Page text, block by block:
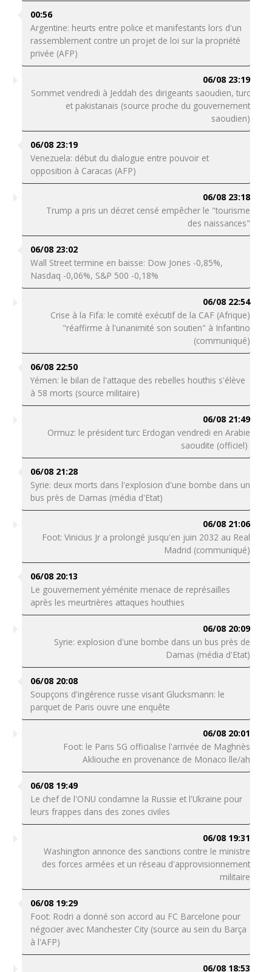
00:56
Argentine: heurts entre police et manifestants lors d'un
rassemblement contre un projet de loi sur la propriété
privée (AFP)
06/08 23:19
Sommet vendredi à Jeddah des dirigeants saoudien, turc
et pakistanais (source proche du gouvernement
saoudien)
06/08 23:19
Venezuela: début du dialogue entre pouvoir et
opposition à Caracas (AFP)
06/08 23:18
Trump a pris un décret censé empêcher le "tourisme
des naissances"
06/08 23:02
Wall Street termine en baisse: Dow Jones -0,85%,
Nasdaq -0,06%, S&P 500 -0,18%
06/08 22:54
Crise à la Fifa: le comité exécutif de la CAF (Afrique)
"réaffirme à l'unanimité son soutien" à Infantino
(communiqué)
06/08 22:50
Yémen: le bilan de l'attaque des rebelles houthis s'élève
à 58 morts (source militaire)
06/08 21:49
Ormuz: le président turc Erdogan vendredi en Arabie
saoudite (officiel)
06/08 21:28
Syrie: deux morts dans l'explosion d'une bombe dans un
bus près de Damas (média d'Etat)
06/08 21:06
Foot: Vinicius Jr a prolongé jusqu'en juin 2032 au Real
Madrid (communiqué)
06/08 20:13
Le gouvernement yéménite menace de représailles
après les meurtrières attaques houthies
06/08 20:09
Syrie: explosion d'une bombe dans un bus près de
Damas (média d'Etat)
06/08 20:08
Soupçons d'ingérence russe visant Glucksmann: le
parquet de Paris ouvre une enquête
06/08 20:01
Foot: le Paris SG officialise l'arrivée de Maghnès
Akliouche en provenance de Monaco lle/ah
06/08 19:49
Le chef de l'ONU condamne la Russie et l'Ukraine pour
leurs frappes dans des zones civiles
06/08 19:31
Washington annonce des sanctions contre le ministre
des forces armées et un réseau d'approvisionnement
militaire
06/08 19:29
Foot: Rodri a donné son accord au FC Barcelone pour
négocier avec Manchester City (source au sein du Barça
à l'AFP)
06/08 18:53